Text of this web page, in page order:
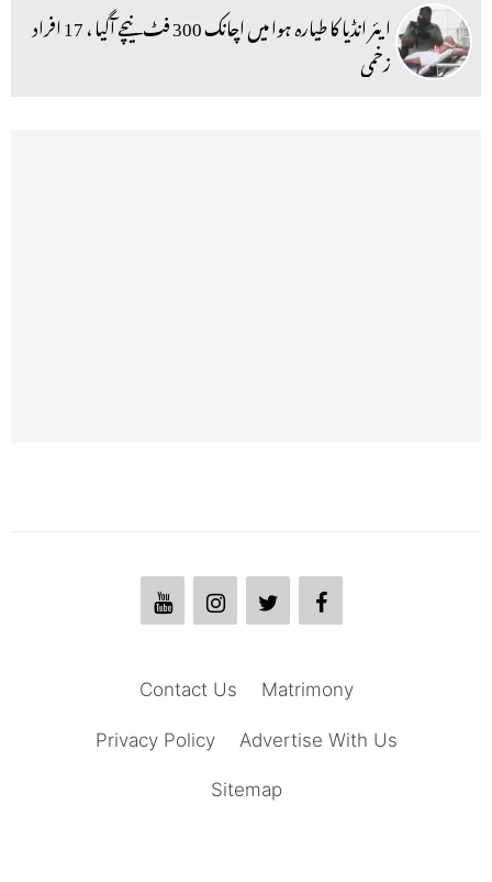
ایئر انڈیا کا طیارہ ہوا میں اچانک 300 فٹ نیچے آگیا ، 17 افراد
زخمی
Matrimony
Contact Us
Advertise With Us
Privacy Policy
Sitemap